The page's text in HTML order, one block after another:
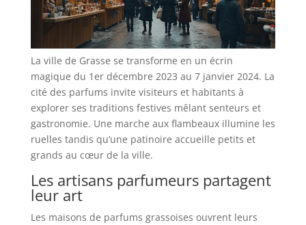
La ville de Grasse se transforme en un écrin
magique du 1er décembre 2023 au 7 janvier 2024. La
cité des parfums invite visiteurs et habitants à
explorer ses traditions festives mêlant senteurs et
gastronomie. Une marche aux flambeaux illumine les
ruelles tandis qu’une patinoire accueille petits et
grands au cœur de la ville.
Les artisans parfumeurs partagent
leur art
Les maisons de parfums grassoises ouvrent leurs